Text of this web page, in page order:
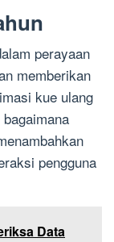
perayaan
memberikan
kue ulang
pengguna
Data